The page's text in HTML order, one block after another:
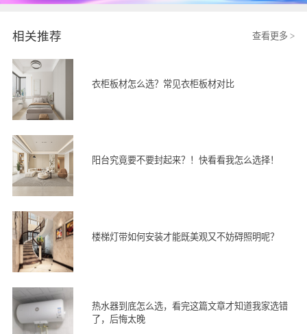
相关推荐 查看更多 >
衣柜板材怎么选？常见衣柜板材对比
阳台究竟要不要封起来？！快看看我怎么选择！
楼梯灯带如何安装才能既美观又不妨碍照明呢？
热水器到底怎么选，看完这篇文章才知道我家选错
了，后悔太晚